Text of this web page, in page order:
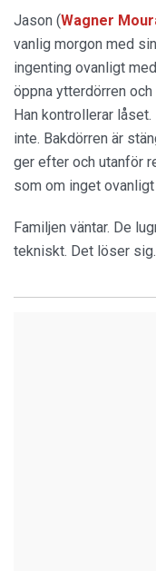
Jason (Wagner
vanlig morgon med
ingenting ovanligt
öppna ytterdörren
Han kontrollerar
inte. Bakdörren är
ger efter och utanför
som om inget ovanligt
Familjen väntar. De
tekniskt. Det löser sig.